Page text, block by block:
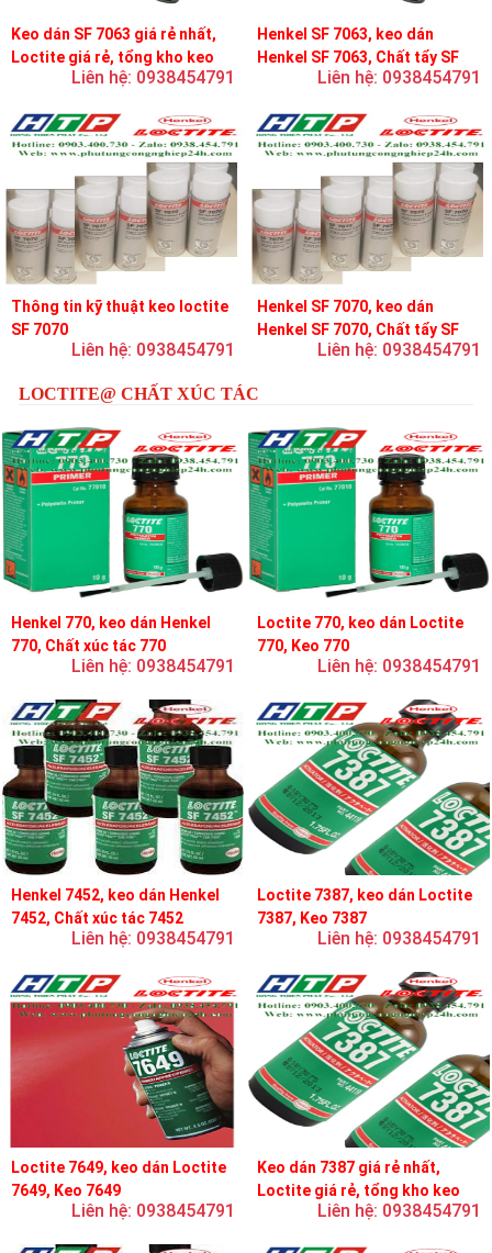
Keo dán SF 7063 giá rẻ nhất,
Loctite giá rẻ, tổng kho keo
Liên hệ: 0938454791
Henkel SF 7063, keo dán
Henkel SF 7063, Chất tẩy SF
Liên hệ: 0938454791
Thông tin kỹ thuật keo loctite
SF 7070
Liên hệ: 0938454791
Henkel SF 7070, keo dán
Henkel SF 7070, Chất tẩy SF
Liên hệ: 0938454791
LOCTITE@ CHẤT XÚC TÁC
Henkel 770, keo dán Henkel
770, Chất xúc tác 770
Liên hệ: 0938454791
Loctite 770, keo dán Loctite
770, Keo 770
Liên hệ: 0938454791
Henkel 7452, keo dán Henkel
7452, Chất xúc tác 7452
Liên hệ: 0938454791
Loctite 7387, keo dán Loctite
7387, Keo 7387
Liên hệ: 0938454791
Loctite 7649, keo dán Loctite
7649, Keo 7649
Liên hệ: 0938454791
Keo dán 7387 giá rẻ nhất,
Loctite giá rẻ, tổng kho keo
Liên hệ: 0938454791